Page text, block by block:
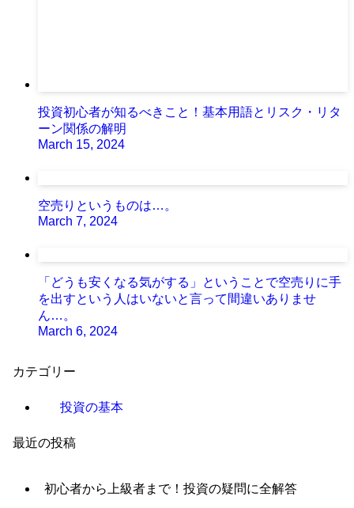
投資初心者が知るべきこと！基本用語とリスク・リタ
ーン関係の解明
March 15, 2024
空売りというものは…。
March 7, 2024
「どうも安くなる気がする」ということで空売りに手
を出すという人はいないと言って間違いありませ
ん…。
March 6, 2024
カテゴリー
投資の基本
最近の投稿
初心者から上級者まで！投資の疑問に全解答